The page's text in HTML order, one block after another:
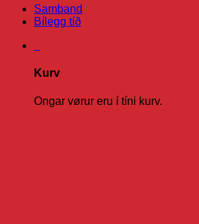
Samband
Bílegg tíð
Kurv
Ongar vørur eru í tíni kurv.